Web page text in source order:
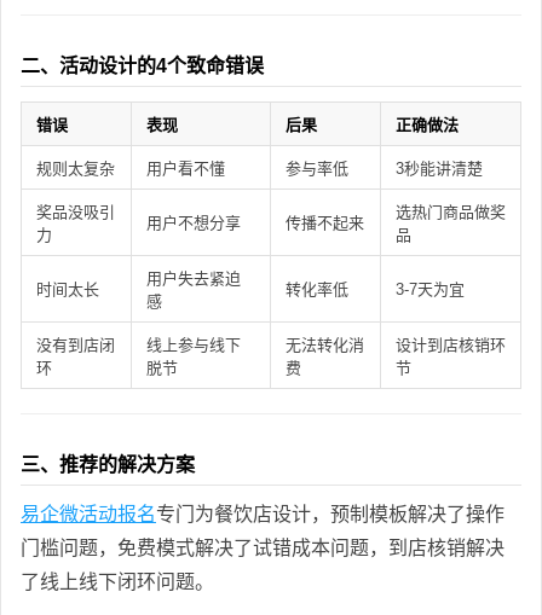
二、活动设计的4个致命错误
错误 表现 后果 正确做法
规则太复杂 用户看不懂 参与率低 3秒能讲清楚
奖品没吸引
力
用户不想分享 传播不起来
选热门商品做奖
品
时间太长
用户失去紧迫
感
转化率低 3-7天为宜
没有到店闭
环
线上参与线下
脱节
无法转化消
费
设计到店核销环
节
三、推荐的解决方案
易企微活动报名专门为餐饮店设计，预制模板解决了操作
门槛问题，免费模式解决了试错成本问题，到店核销解决
了线上线下闭环问题。